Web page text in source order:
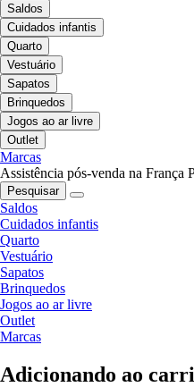
Saldos
Cuidados infantis
Quarto
Vestuário
Sapatos
Brinquedos
Jogos ao ar livre
Outlet
Marcas
Assistência pós-venda na França
Pesquisar
Saldos
Cuidados infantis
Quarto
Vestuário
Sapatos
Brinquedos
Jogos ao ar livre
Outlet
Marcas
Adicionando ao